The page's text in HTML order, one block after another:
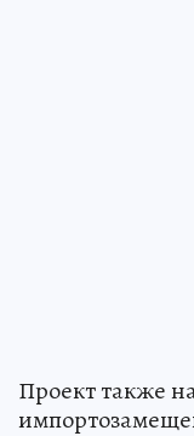
Проект также